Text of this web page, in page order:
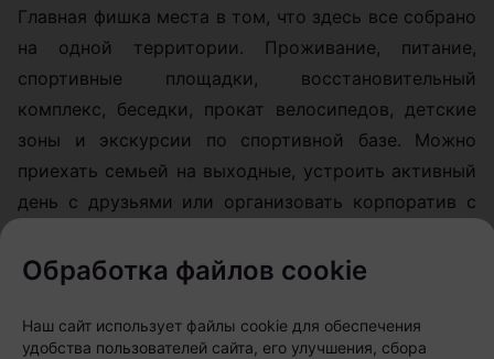
Главная фишка места в том, что здесь все собрано
на одной территории. Проживание, питание,
спортивные площадки, восстановительный
комплекс, беседки, прокат велосипедов, детские
зоны и экскурсии по спортивной базе. Можно
приехать семьей на выходные, устроить активный
день с друзьями или организовать корпоратив с
Также можно переключиться на восстановление:
сауны, бассейны, купели и джакузи помогают
завершить день уже в спокойном режиме. А если
Обработка файлов cookie
Наш сайт использует файлы cookie для обеспечения
удобства пользователей сайта, его улучшения, сбора